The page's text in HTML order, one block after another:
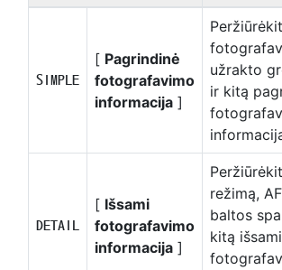
A
[ Pagrindinė
fotografavimo
informacija ]
užrakto
ir kitą
B
[ Išsami
fotografavimo
informacija ]
režimą,
baltos
kitą